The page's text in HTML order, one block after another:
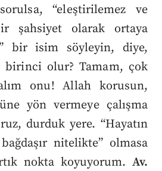
“eleştirilemez ve
şahsiyet olarak ortaya
bir isim söyleyin, diye,
birinci olur? Tamam, çok
onu! Allah korusun,
yön vermeye çalışma
durduk yere. “Hayatın
nitelikte” olmasa
nokta koyuyorum. Av.